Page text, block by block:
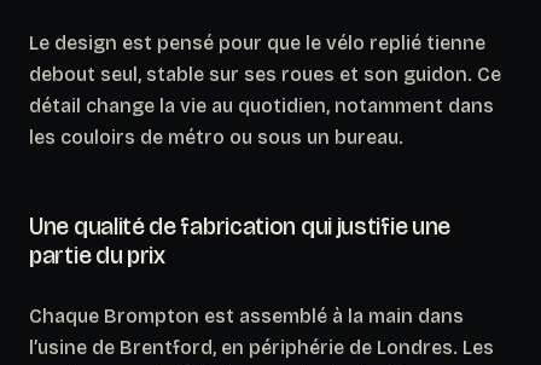
Le design est pensé pour que le vélo replié tienne
debout seul, stable sur ses roues et son guidon. Ce
détail change la vie au quotidien, notamment dans
les couloirs de métro ou sous un bureau.
Une qualité de fabrication qui justifie une
partie du prix
Chaque Brompton est assemblé à la main dans
l’usine de Brentford, en périphérie de Londres. Les